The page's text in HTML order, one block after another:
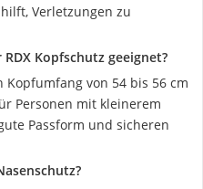
Verletzungen zu
Kopfschutz geeignet?
Kopfumfang von 54 bis 56 cm
Personen mit kleinerem
Passform und sicheren